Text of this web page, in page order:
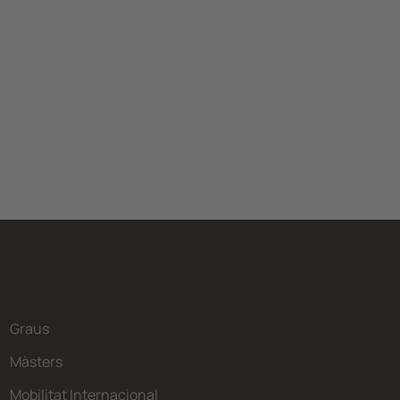
Graus
Màsters
Mobilitat Internacional